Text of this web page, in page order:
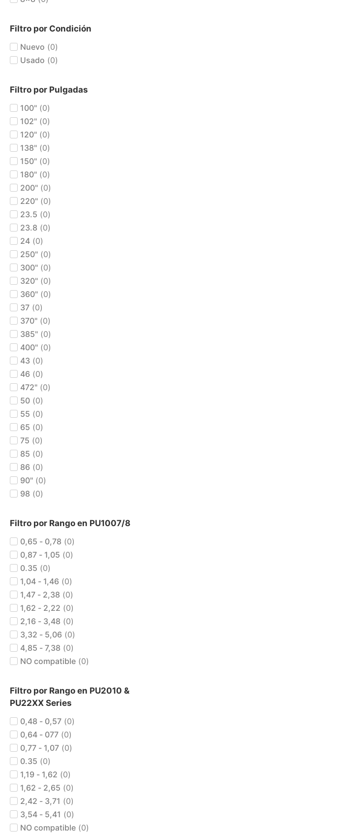
Filtro por Condición
Nuevo (0)
Usado (0)
Filtro por Pulgadas
100" (0)
102" (0)
120" (0)
138" (0)
150" (0)
180" (0)
200" (0)
220" (0)
23.5 (0)
23.8 (0)
24 (0)
250" (0)
300" (0)
320" (0)
360" (0)
37 (0)
370" (0)
385" (0)
400" (0)
43 (0)
46 (0)
472" (0)
50 (0)
55 (0)
65 (0)
75 (0)
85 (0)
86 (0)
90" (0)
98 (0)
Filtro por Rango en PU1007/8
0,65 - 0,78 (0)
0,87 - 1,05 (0)
0.35 (0)
1,04 - 1,46 (0)
1,47 - 2,38 (0)
1,62 - 2,22 (0)
2,16 - 3,48 (0)
3,32 - 5,06 (0)
4,85 - 7,38 (0)
NO compatible (0)
Filtro por Rango en PU2010 &
PU22XX Series
0,48 - 0,57 (0)
0,64 - 077 (0)
0,77 - 1,07 (0)
0.35 (0)
1,19 - 1,62 (0)
1,62 - 2,65 (0)
2,42 - 3,71 (0)
3,54 - 5,41 (0)
NO compatible (0)